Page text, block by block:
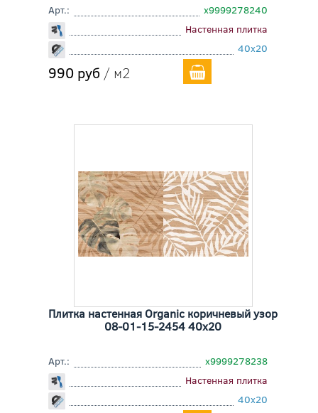
Арт.:
х9999278240
Настенная плитка
40x20
990 руб / м2
Плитка настенная Organic коричневый узор
08-01-15-2454 40x20
Арт.:
х9999278238
Настенная плитка
40x20